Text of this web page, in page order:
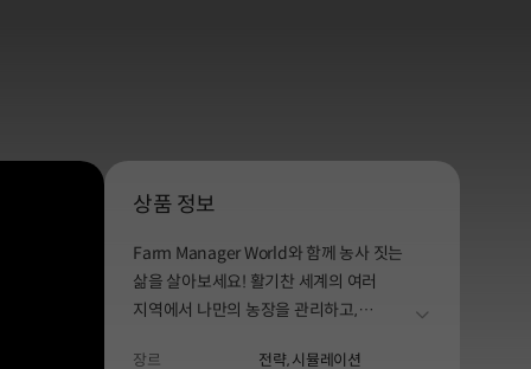
상품 정보
Farm Manager World와 함께 농사 짓는
삶을 살아보세요! 활기찬 세계의 여러
지역에서 나만의 농장을 관리하고,
더보기
장르 전략,시뮬레이션